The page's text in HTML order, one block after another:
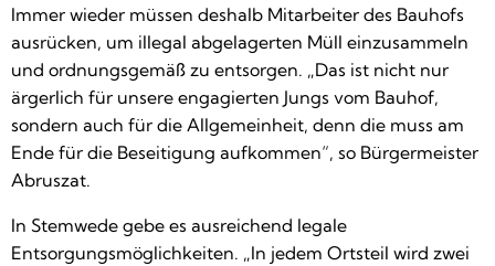
Immer wieder müssen deshalb Mitarbeiter des Bauhofs
ausrücken, um illegal abgelagerten Müll einzusammeln
und ordnungsgemäß zu entsorgen. „Das ist nicht nur
ärgerlich für unsere engagierten Jungs vom Bauhof,
sondern auch für die Allgemeinheit, denn die muss am
Ende für die Beseitigung aufkommen“, so Bürgermeister
Abruszat.
In Stemwede gebe es ausreichend legale
Entsorgungsmöglichkeiten. „In jedem Ortsteil wird zwei